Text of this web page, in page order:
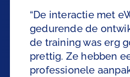
“De interactie met
gedurende de
de training was erg
prettig. Ze hebben
professionele